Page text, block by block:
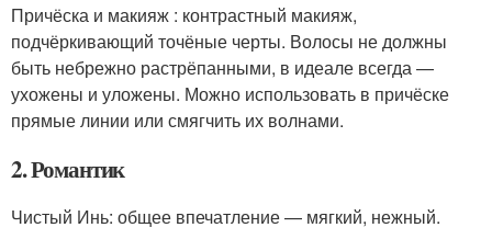
Причёска и макияж : контрастный макияж,
подчёркивающий точёные черты. Волосы не должны
быть небрежно растрёпанными, в идеале всегда —
ухожены и уложены. Можно использовать в причёске
прямые линии или смягчить их волнами.
2. Романтик
Чистый Инь: общее впечатление — мягкий, нежный.